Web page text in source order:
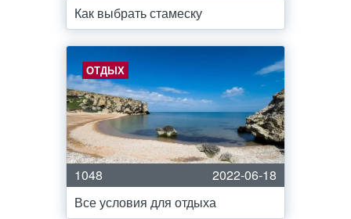
Как выбрать стамеску
ОТДЫХ
1048
2022-06-18
Все условия для отдыха